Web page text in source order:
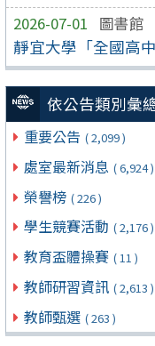
2026-07-01 圖書館
靜宜大學「全國高
依公告類別彙
重要公告 ( 2,099 )
處室最新消息 ( 6,924 )
榮譽榜 ( 226 )
學生競賽活動 ( 2,176 )
教育盃體操賽 ( 11 )
教師研習資訊 ( 2,613 )
教師甄選 ( 263 )